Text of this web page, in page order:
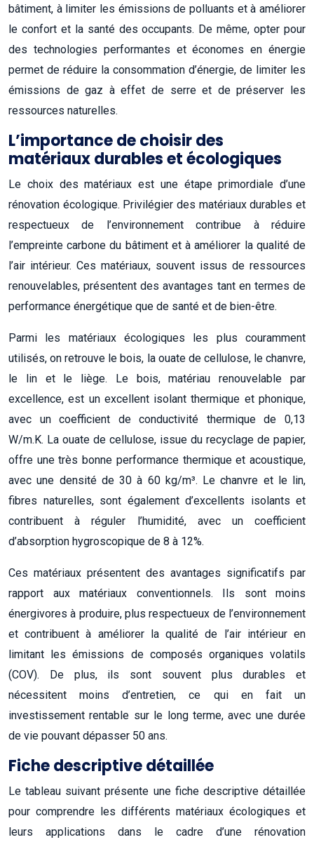
bâtiment, à limiter les émissions de polluants et à améliorer
le confort et la santé des occupants. De même, opter pour
des technologies performantes et économes en énergie
permet de réduire la consommation d’énergie, de limiter les
émissions de gaz à effet de serre et de préserver les
ressources naturelles.
L’importance de choisir des
matériaux durables et écologiques
Le choix des matériaux est une étape primordiale d’une
rénovation écologique. Privilégier des matériaux durables et
respectueux de l’environnement contribue à réduire
l’empreinte carbone du bâtiment et à améliorer la qualité de
l’air intérieur. Ces matériaux, souvent issus de ressources
renouvelables, présentent des avantages tant en termes de
performance énergétique que de santé et de bien-être.
Parmi les matériaux écologiques les plus couramment
utilisés, on retrouve le bois, la ouate de cellulose, le chanvre,
le lin et le liège. Le bois, matériau renouvelable par
excellence, est un excellent isolant thermique et phonique,
avec un coefficient de conductivité thermique de 0,13
W/m.K. La ouate de cellulose, issue du recyclage de papier,
offre une très bonne performance thermique et acoustique,
avec une densité de 30 à 60 kg/m³. Le chanvre et le lin,
fibres naturelles, sont également d’excellents isolants et
contribuent à réguler l’humidité, avec un coefficient
d’absorption hygroscopique de 8 à 12%.
Ces matériaux présentent des avantages significatifs par
rapport aux matériaux conventionnels. Ils sont moins
énergivores à produire, plus respectueux de l’environnement
et contribuent à améliorer la qualité de l’air intérieur en
limitant les émissions de composés organiques volatils
(COV). De plus, ils sont souvent plus durables et
nécessitent moins d’entretien, ce qui en fait un
investissement rentable sur le long terme, avec une durée
de vie pouvant dépasser 50 ans.
Fiche descriptive détaillée
Le tableau suivant présente une fiche descriptive détaillée
pour comprendre les différents matériaux écologiques et
leurs applications dans le cadre d’une rénovation